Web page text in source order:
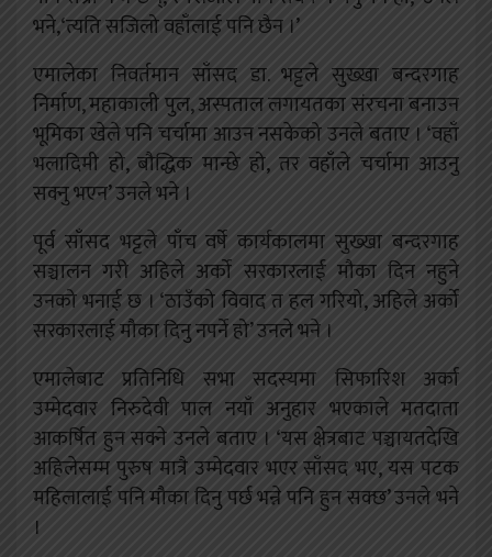
भने,‘त्यति सजिलो वहाँलाई पनि छैन ।’
एमालेका निवर्तमान साँसद डा. भट्टले सुख्खा बन्दरगाह
निर्माण, महाकाली पुल, अस्पताल लगायतका संरचना बनाउन
भूमिका खेले पनि चर्चामा आउन नसकेको उनले बताए । ‘वहाँ
भलादिमी हो, बौद्धिक मान्छे हो, तर वहाँले चर्चामा आउनु
सक्नु भएन’ उनले भने ।
पूर्व साँसद भट्टले पाँच वर्षे कार्यकालमा सुख्खा बन्दरगाह
सञ्चालन गरी अहिले अर्को सरकारलाई मौका दिन नहुने
उनको भनाई छ । ‘ठाउँको विवाद त हल गरियो, अहिले अर्को
सरकारलाई मौका दिनु नपर्ने हो’ उनले भने ।
एमालेबाट प्रतिनिधि सभा सदस्यमा सिफारिश अर्का
उम्मेदवार निरुदेवी पाल नयाँ अनुहार भएकाले मतदाता
आकर्षित हुन सक्ने उनले बताए । ‘यस क्षेत्रबाट पञ्चायतदेखि
अहिलेसम्म पुरुष मात्रै उम्मेदवार भएर साँसद भए, यस पटक
महिलालाई पनि मौका दिनु पर्छ भन्ने पनि हुन सक्छ’ उनले भने
।